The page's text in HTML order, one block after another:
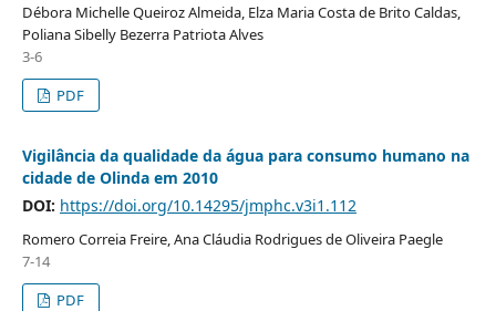
Débora Michelle Queiroz Almeida, Elza Maria Costa de Brito Caldas,
Poliana Sibelly Bezerra Patriota Alves
3-6
PDF
Vigilância da qualidade da água para consumo humano na
cidade de Olinda em 2010
DOI: https://doi.org/10.14295/jmphc.v3i1.112
Romero Correia Freire, Ana Cláudia Rodrigues de Oliveira Paegle
7-14
PDF